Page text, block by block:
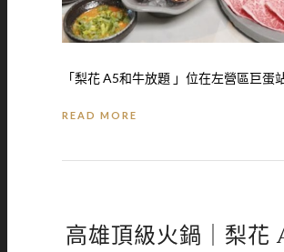
「梨花 A5和牛放題 」位在左營區巨
READ MORE
高雄頂級火鍋｜梨花